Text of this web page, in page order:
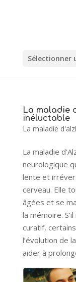
Sélectionner
La maladie
inéluctable
La maladie
La maladie
neurologique
lente et
cerveau. Elle
âgées et se
la mémoire.
curatif,
l’évolution de
aider à